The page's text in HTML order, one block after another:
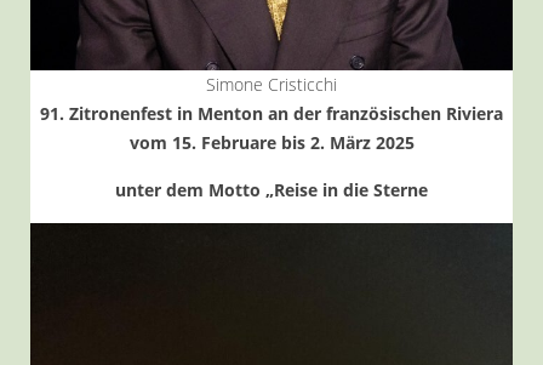
Simone Cristicchi
91. Zitronenfest in Menton an der französischen Riviera
vom 15. Februare bis 2. März 2025
unter dem Motto „Reise in die Sterne